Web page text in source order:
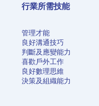
行業所需技能
管理才能
良好溝通技巧
判斷及應變能力
喜歡戶外工作
良好數理思維
決策及組織能力